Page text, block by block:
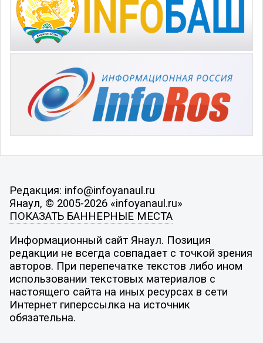
Редакция: info@infoyanaul.ru
Янаул, © 2005-2026 «infoyanaul.ru»
ПОКАЗАТЬ БАННЕРНЫЕ МЕСТА
Информационный сайт Янаул. Позиция
редакции не всегда совпадает с точкой зрения
авторов. При перепечатке текстов либо ином
использовании текстовых материалов с
настоящего сайта на иных ресурсах в сети
Интернет гиперссылка на источник
обязательна.